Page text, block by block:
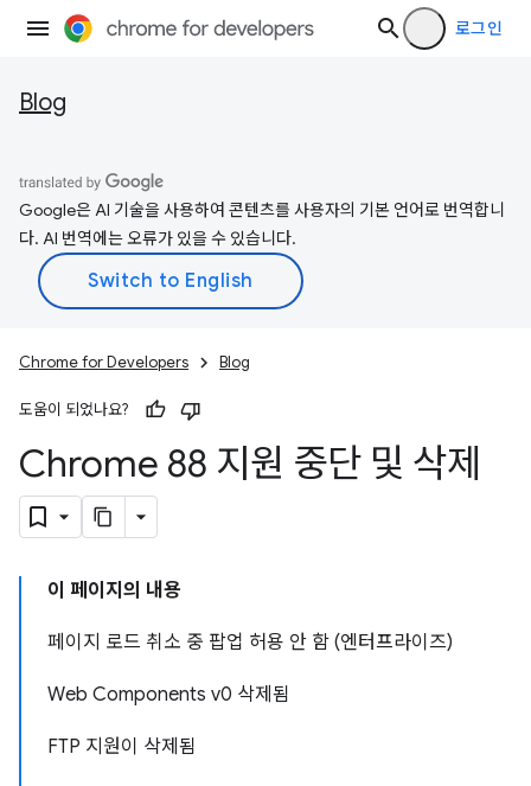
로그인
Blog
Google은 AI 기술을 사용하여 콘텐츠를 사용자의 기본 언어로 번역합니
다. AI 번역에는 오류가 있을 수 있습니다.
Chrome for Developers Blog
도움이 되었나요?
Chrome 88 지원 중단 및 삭제
이 페이지의 내용
페이지 로드 취소 중 팝업 허용 안 함 (엔터프라이즈)
Web Components v0 삭제됨
FTP 지원이 삭제됨